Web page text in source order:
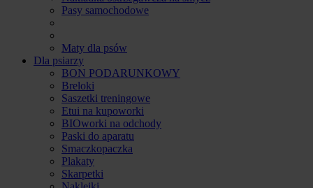
Pasy samochodowe
Maty dla psów
Dla psiarzy
BON PODARUNKOWY
Breloki
Saszetki treningowe
Etui na kupoworki
BIOworki na odchody
Paski do aparatu
Smaczkopaczka
Plakaty
Skarpetki